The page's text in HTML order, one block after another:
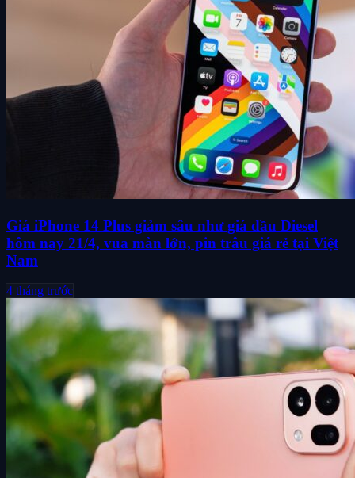
Giá iPhone 14 Plus giảm sâu như giá dầu Diesel
hôm nay 21/4, vua màn lớn, pin trâu giá rẻ tại Việt
Nam
4 tháng trước